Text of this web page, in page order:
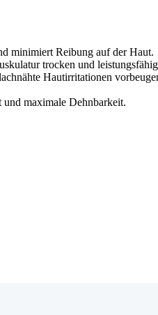
minimiert Reibung auf der Haut.
trocken und
Hautirritationen
maximale Dehnbarkeit.